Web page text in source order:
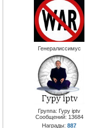
Генералиссимус
Группа: Гуру iptv
Сообщений: 13684
Награды: 887